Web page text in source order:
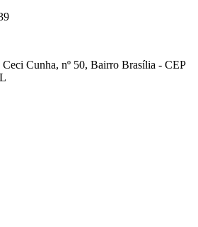
Cunha, nº 50, Bairro Brasília - CEP